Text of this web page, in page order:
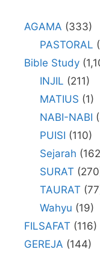
AGAMA (333)
PASTORAL
Bible Study
INJIL (211)
MATIUS (1)
NABI-NABI
PUISI (110)
Sejarah
SURAT
TAURAT
Wahyu (19)
FILSAFAT (116)
GEREJA (144)